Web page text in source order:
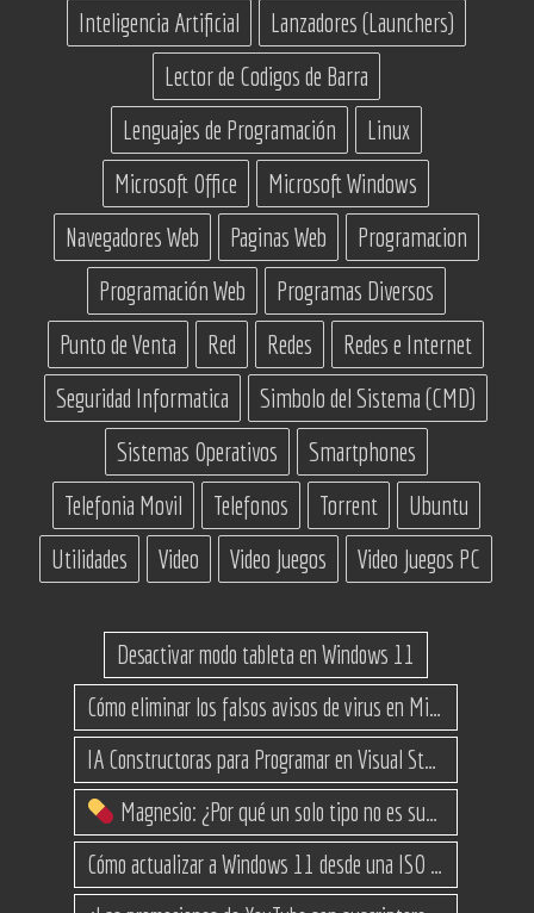
Inteligencia Artificial
Lanzadores (Launchers)
Lector de Codigos de Barra
Lenguajes de Programación
Linux
Microsoft Office
Microsoft Windows
Navegadores Web
Paginas Web
Programacion
Programación Web
Programas Diversos
Punto de Venta
Red Redes
Redes e Internet
Seguridad Informatica
Simbolo del Sistema (CMD)
Sistemas Operativos
Smartphones
Telefonia Movil
Telefonos Torrent
Ubuntu
Utilidades
Video Video Juegos Video Juegos PC
Desactivar modo tableta en Windows 11
Cómo eliminar los falsos avisos de virus en Microsoft Edge
IA Constructoras para Programar en Visual Studio con C#
Magnesio: ¿Por qué un solo tipo no es suficiente? (Guía de variantes)
Cómo actualizar a Windows 11 desde una ISO en equipos no compatibles